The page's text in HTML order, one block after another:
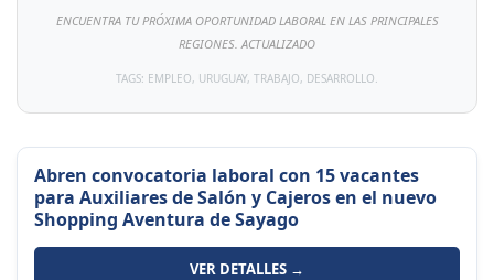
ENCUENTRA TU PRÓXIMA OPORTUNIDAD LABORAL EN LAS PRINCIPALES
REGIONES. ACTUALIZADO
TAGS: EMPLEO, URUGUAY, TRABAJO, DESARROLLO.
Abren convocatoria laboral con 15 vacantes
para Auxiliares de Salón y Cajeros en el nuevo
Shopping Aventura de Sayago
VER DETALLES →